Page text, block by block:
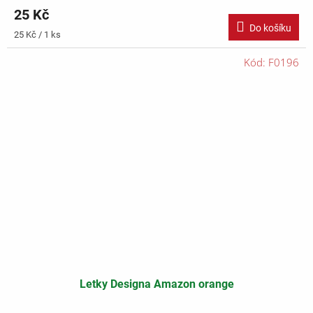
25 Kč
Měrná
cena:
25 Kč / 1 ks
Do košíku
Letky Designa Amazon orange
Kód: F0196